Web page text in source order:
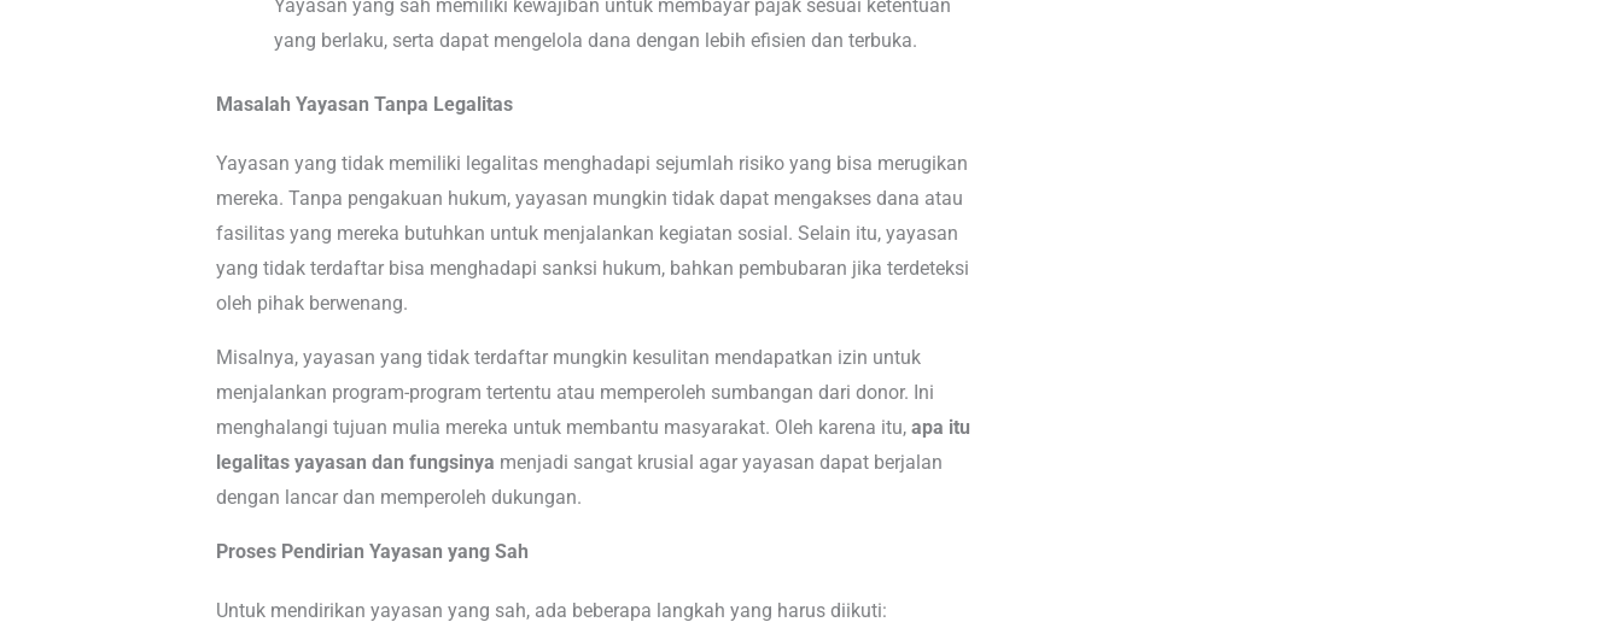
Yayasan yang sah memiliki kewajiban untuk membayar pajak sesuai ketentuan
yang berlaku, serta dapat mengelola dana dengan lebih efisien dan terbuka.
Masalah Yayasan Tanpa Legalitas
Yayasan yang tidak memiliki legalitas menghadapi sejumlah risiko yang bisa merugikan
mereka. Tanpa pengakuan hukum, yayasan mungkin tidak dapat mengakses dana atau
fasilitas yang mereka butuhkan untuk menjalankan kegiatan sosial. Selain itu, yayasan
yang tidak terdaftar bisa menghadapi sanksi hukum, bahkan pembubaran jika terdeteksi
oleh pihak berwenang.
Misalnya, yayasan yang tidak terdaftar mungkin kesulitan mendapatkan izin untuk
menjalankan program-program tertentu atau memperoleh sumbangan dari donor. Ini
menghalangi tujuan mulia mereka untuk membantu masyarakat. Oleh karena itu, apa itu
legalitas yayasan dan fungsinya menjadi sangat krusial agar yayasan dapat berjalan
dengan lancar dan memperoleh dukungan.
Proses Pendirian Yayasan yang Sah
Untuk mendirikan yayasan yang sah, ada beberapa langkah yang harus diikuti: